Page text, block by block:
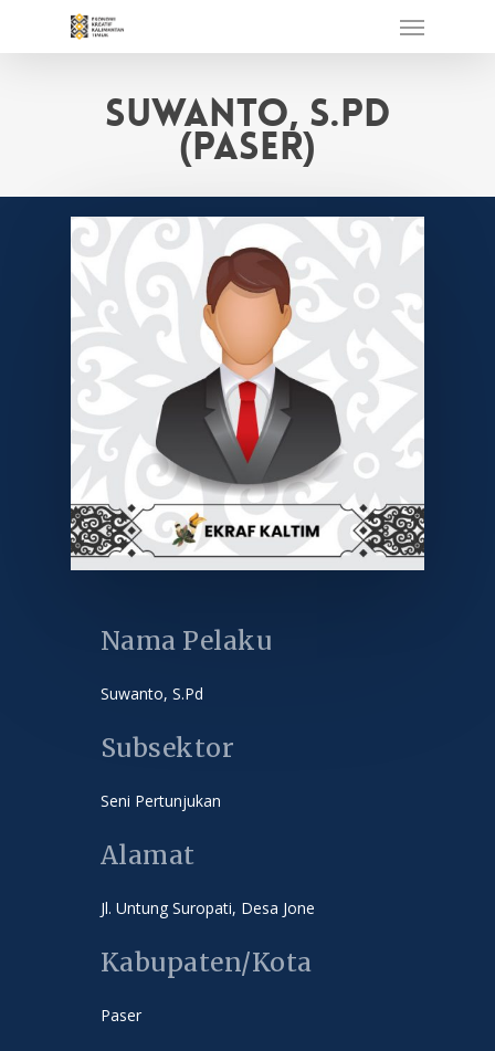
content
Menu
Suwanto, S.Pd
(Paser)
Nama Pelaku
Suwanto, S.Pd
Subsektor
Seni Pertunjukan
Alamat
Jl. Untung Suropati, Desa Jone
Kabupaten/Kota
Paser